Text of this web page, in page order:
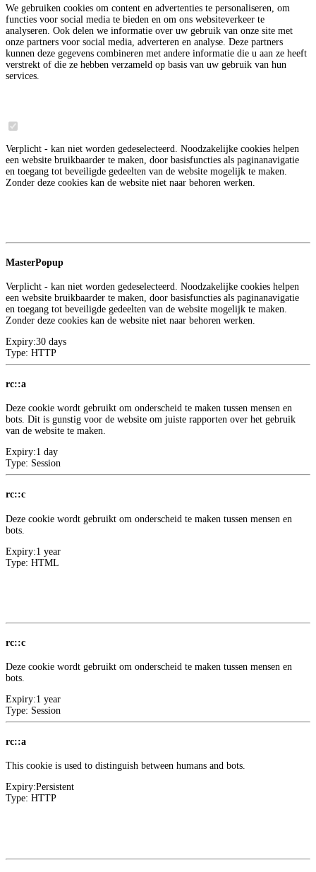
We gebruiken cookies om content en advertenties te personaliseren, om
functies voor social media te bieden en om ons websiteverkeer te
analyseren. Ook delen we informatie over uw gebruik van onze site met
onze partners voor social media, adverteren en analyse. Deze partners
kunnen deze gegevens combineren met andere informatie die u aan ze heeft
verstrekt of die ze hebben verzameld op basis van uw gebruik van hun
services.
Verplicht - kan niet worden gedeselecteerd. Noodzakelijke cookies helpen
een website bruikbaarder te maken, door basisfuncties als paginanavigatie
en toegang tot beveiligde gedeelten van de website mogelijk te maken.
Zonder deze cookies kan de website niet naar behoren werken.
MasterPopup
Verplicht - kan niet worden gedeselecteerd. Noodzakelijke cookies helpen
een website bruikbaarder te maken, door basisfuncties als paginanavigatie
en toegang tot beveiligde gedeelten van de website mogelijk te maken.
Zonder deze cookies kan de website niet naar behoren werken.
Expiry:30 days
Type: HTTP
rc::a
Deze cookie wordt gebruikt om onderscheid te maken tussen mensen en
bots. Dit is gunstig voor de website om juiste rapporten over het gebruik
van de website te maken.
Expiry:1 day
Type: Session
rc::c
Deze cookie wordt gebruikt om onderscheid te maken tussen mensen en
bots.
Expiry:1 year
Type: HTML
rc::c
Deze cookie wordt gebruikt om onderscheid te maken tussen mensen en
bots.
Expiry:1 year
Type: Session
rc::a
This cookie is used to distinguish between humans and bots.
Expiry:Persistent
Type: HTTP